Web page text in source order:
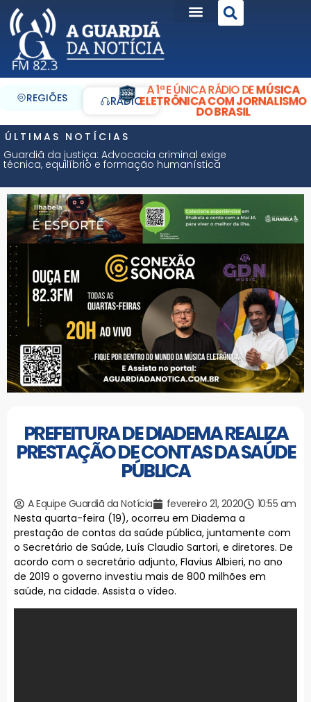
REGIÕES RÁDIO
A 1ª E ÚNICA RÁDIO DEMÚSICA
ELETRÔNICA COM JORNALISMO
DO BRASIL
ÚLTIMAS NOTÍCIAS
Guardiã da justiça: Advocacia criminal exige
técnica, equilíbrio e formação humanística
PREFEITURA DE DIADEMA REALIZA
PRESTAÇÃO DE CONTAS DA SAÚDE
PÚBLICA
A Equipe Guardiã da Notícia fevereiro 21, 2020
10:55 am
Nesta quarta-feira (19), ocorreu em Diadema a
prestação de contas da saúde pública, juntamente com
o Secretário de Saúde, Luís Claudio Sartori, e diretores. De
acordo com o secretário adjunto, Flavius Albieri, no ano
de 2019 o governo investiu mais de 800 milhões em
saúde, na cidade. Assista o vídeo.